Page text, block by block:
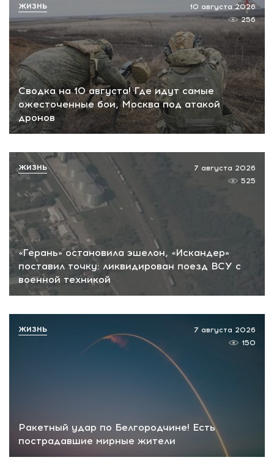
Сводка на 10 августа! Где идут самые
ожесточенные бои, Москва под атакой
дронов
10 августа 2026
256
ЖИЗНЬ
«Герань» остановила эшелон, «Искандер»
поставил точку: ликвидирован поезд ВСУ с
военной техникой
7 августа 2026
525
ЖИЗНЬ
Ракетный удар по Белгородчине! Есть
пострадавшие мирные жители
7 августа 2026
150
ЖИЗНЬ